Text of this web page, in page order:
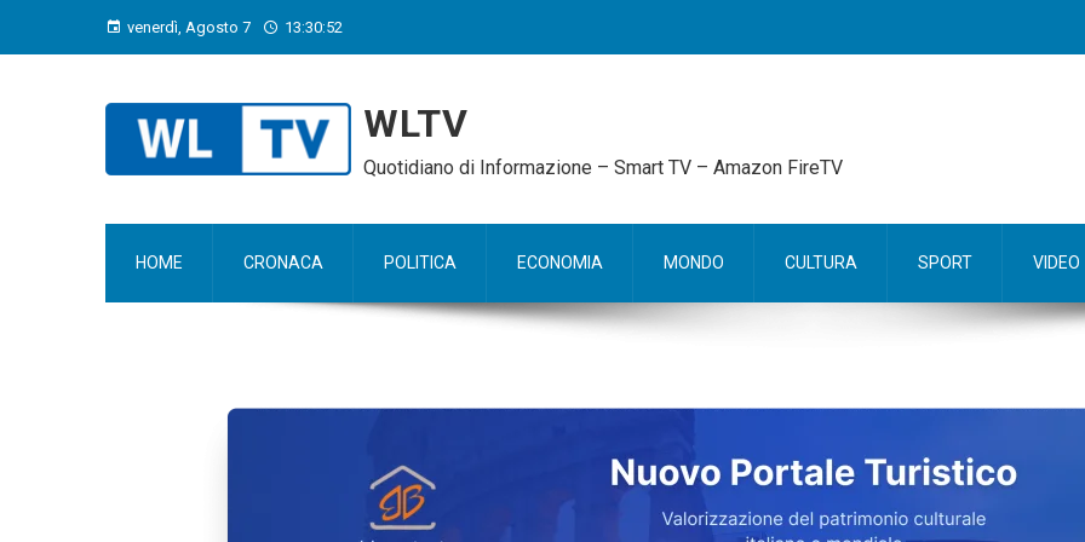
venerdì, Agosto 7 13:30:53
WLTV
Quotidiano di Informazione – Smart TV – Amazon FireTV
HOME CRONACA POLITICA ECONOMIA MONDO CULTURA SPORT VIDEO